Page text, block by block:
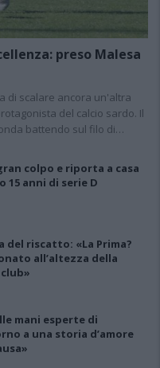
preso Malesa
di scalare ancora un'altra
del calcio sardo. Il
battendo sul filo di…
colpo e riporta a casa
15 anni di serie D
del riscatto: «La Prima?
all’altezza della
mani esperte di
a una storia d’amore